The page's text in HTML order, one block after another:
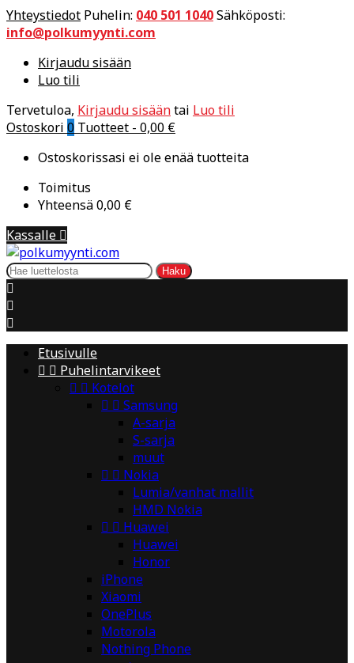
Yhteystiedot Puhelin: 040 501 1040Sähköposti:
info@polkumyynti.com
Kirjaudu sisään
Luo tili
Tervetuloa, Kirjaudu sisääntai Luo tili
Ostoskori 0 Tuotteet - 0,00 €
Ostoskorissasi ei ole enää tuotteita
Toimitus
Yhteensä0,00 €
Kassalle 
Haku



Etusivulle
  Puhelintarvikeet
  Kotelot
  Samsung
A-sarja
S-sarja
muut
  Nokia
Lumia/vanhat mallit
HMD Nokia
  Huawei
Huawei
Honor
iPhone
Xiaomi
OnePlus
Motorola
Nothing Phone